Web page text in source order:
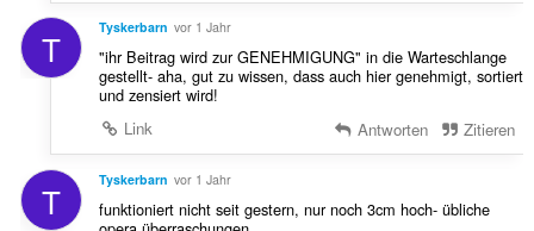
T Tyskerbarn vor 1 Jahr
"ihr Beitrag wird zur GENEHMIGUNG" in die Warteschlange
gestellt- aha, gut zu wissen, dass auch hier genehmigt, sortiert
und zensiert wird!
Link
Antworten Zitieren
T Tyskerbarn vor 1 Jahr
funktioniert nicht seit gestern, nur noch 3cm hoch- übliche